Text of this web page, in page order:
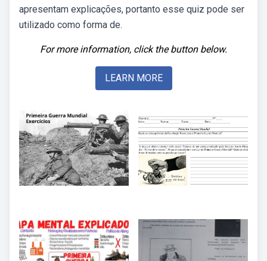
apresentam explicações, portanto esse quiz pode ser
utilizado como forma de.
For more information, click the button below.
LEARN MORE